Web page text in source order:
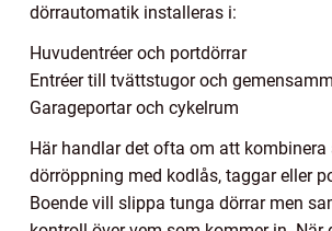
dörrautomatik installeras i:
Huvudentréer och portdörrar
Entréer till tvättstugor och
Garageportar och cykelrum
Här handlar det ofta om att
dörröppning med kodlås, taggar eller
Boende vill slippa tunga dörrar men